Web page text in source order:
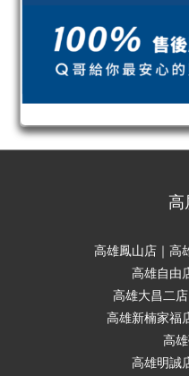
高
高雄鳳山店｜高
高雄自由
高雄大昌二
高雄新楠家福
高
高雄明誠